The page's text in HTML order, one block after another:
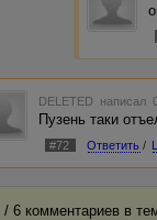
DELETED написал
Пузень таки
#72 Ответить /
6 комментариев в